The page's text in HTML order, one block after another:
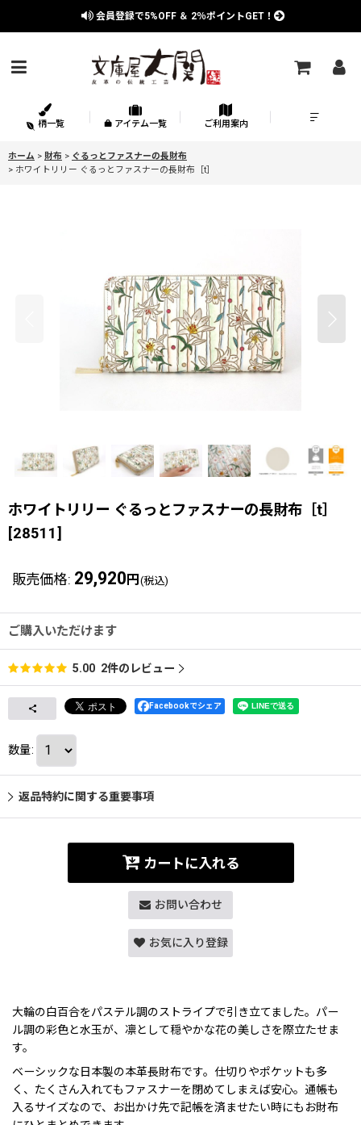
会員登録で5%OFF ＆ 2％ポイントGET！
柄一覧 アイテム一覧 ご利用案内
ホーム > 財布 > ぐるっとファスナーの長財布
> ホワイトリリー ぐるっとファスナーの長財布［t］
ホワイトリリー ぐるっとファスナーの長財布［t］
[28511]
販売価格: 29,920 円 (税込)
ご購入いただけます
5.00 2件のレビュー
Facebookでシェア
数量:
返品特約に関する重要事項
カートに入れる
お問い合わせ
お気に入り登録
大輪の白百合をパステル調のストライプで引き立てました。パー
ル調の彩色と水玉が、凛として穏やかな花の美しさを際立たせま
す。
ベーシックな日本製の本革長財布です。仕切りやポケットも多
く、たくさん入れてもファスナーを閉めてしまえば安心。通帳も
入るサイズなので、お出かけ先で記帳を済ませたい時にもお財布